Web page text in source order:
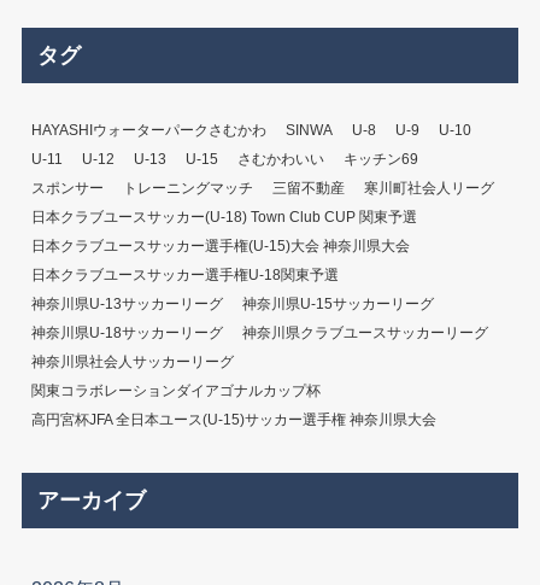
タグ
HAYASHIウォーターパークさむかわ SINWA U-8 U-9
U-10
U-11
U-12 U-13 U-15 さむかわいい
キッチン69
スポンサー
トレーニングマッチ 三留不動産
寒川町社会人リーグ
日本クラブユースサッカー(U-18) Town Club CUP 関東予選
日本クラブユースサッカー選手権(U-15)大会 神奈川県大会
日本クラブユースサッカー選手権U-18関東予選
神奈川県U-13サッカーリーグ
神奈川県U-15サッカーリーグ
神奈川県U-18サッカーリーグ
神奈川県クラブユースサッカーリーグ
神奈川県社会人サッカーリーグ
関東コラボレーションダイアゴナルカップ杯
高円宮杯JFA 全日本ユース(U-15)サッカー選手権 神奈川県大会
アーカイブ